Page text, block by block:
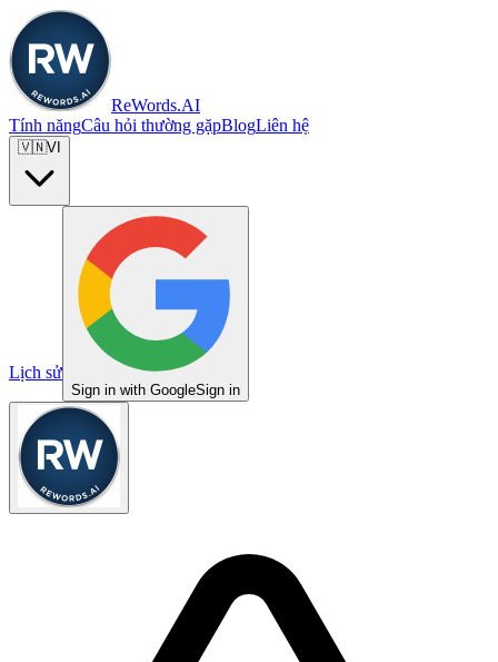
ReWords.AI
Tính năngCâu hỏi thường gặpBlogLiên hệ
🇻🇳VI
Lịch sử
Sign in with GoogleSign in